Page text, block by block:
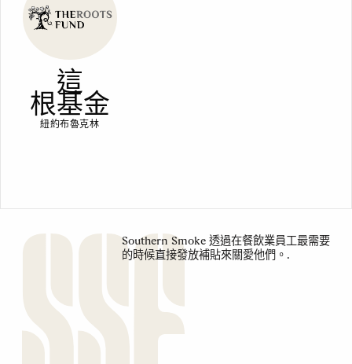
這
根基金
紐約布魯克林
Southern Smoke 透過在餐飲業員工最需要
的時候直接發放補貼來關愛他們。.